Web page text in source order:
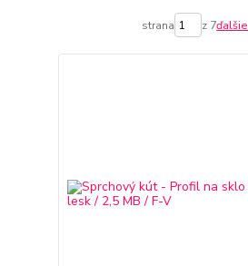
strana z 7ďalšie